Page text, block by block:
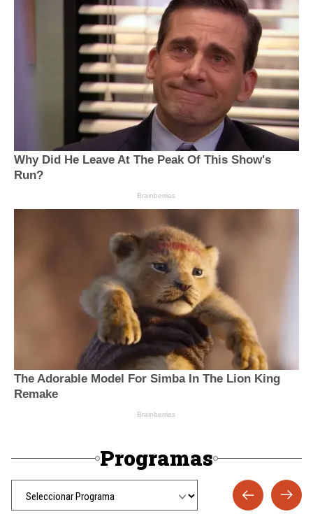
Programas